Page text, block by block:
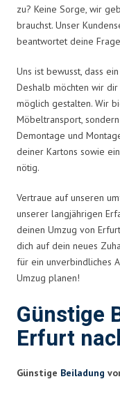
zu? Keine Sorge, wir
brauchst. Unser
beantwortet deine
Uns ist bewusst, dass
Deshalb möchten wir
möglich gestalten. Wir
Möbeltransport,
Demontage und
deiner Kartons sowie
nötig.
Vertraue auf unseren
unserer langjährigen
deinen Umzug von
dich auf dein neues
für ein unverbindliches
Umzug planen!
Günstige
Erfurt
Günstige Beiladung